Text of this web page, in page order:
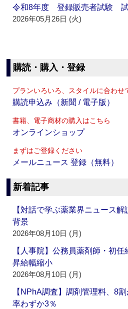
令和8年度 登録販売者試験
2026年05月26日 (火)
購読・購入・登録
プランいろいろ、スタイルに合わせ
購読申込み（新聞 / 電子版）
書籍、電子商材の購入はこちら
オンラインショップ
まずはご登録ください
メールニュース 登録（無料）
新着記事
【対話で学ぶ薬業界ニュース
背景
2026年08月10日 (月)
【人事院】公務員薬剤師・初
昇給幅縮小
2026年08月10日 (月)
【NPhA調査】調剤管理料、8
率わずか3％